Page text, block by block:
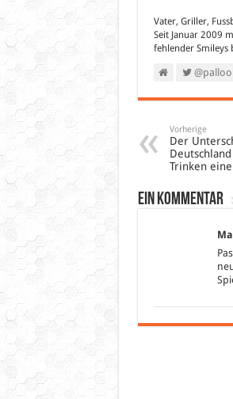
Vater, Griller,
Seit Januar 2009
fehlender
@palloo
Vorherige
Der
Trinken
Ein Kommentar